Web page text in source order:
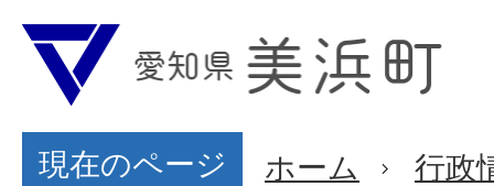
現在のページ ホーム 行政